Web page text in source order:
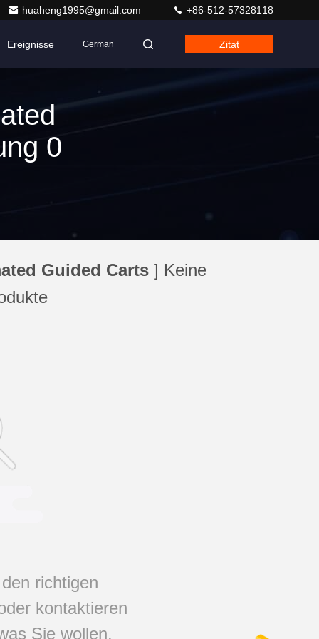
huaheng1995@gmail.com +86-512-57328118
Ereignisse German Zitat
0
Guided Carts] Keine
richtigen
kontaktieren
Sie wollen.